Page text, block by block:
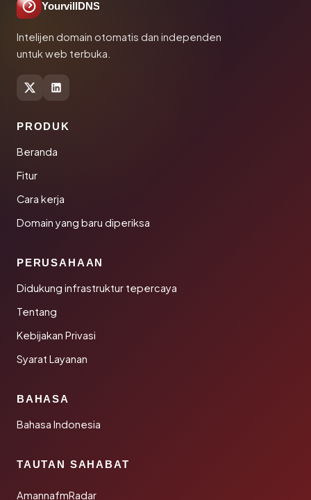
YourvillDNS
Intelijen domain otomatis dan independen
untuk web terbuka.
PRODUK
Beranda
Fitur
Cara kerja
Domain yang baru diperiksa
PERUSAHAAN
Didukung infrastruktur tepercaya
Tentang
Kebijakan Privasi
Syarat Layanan
BAHASA
Bahasa Indonesia
TAUTAN SAHABAT
AmannafmRadar